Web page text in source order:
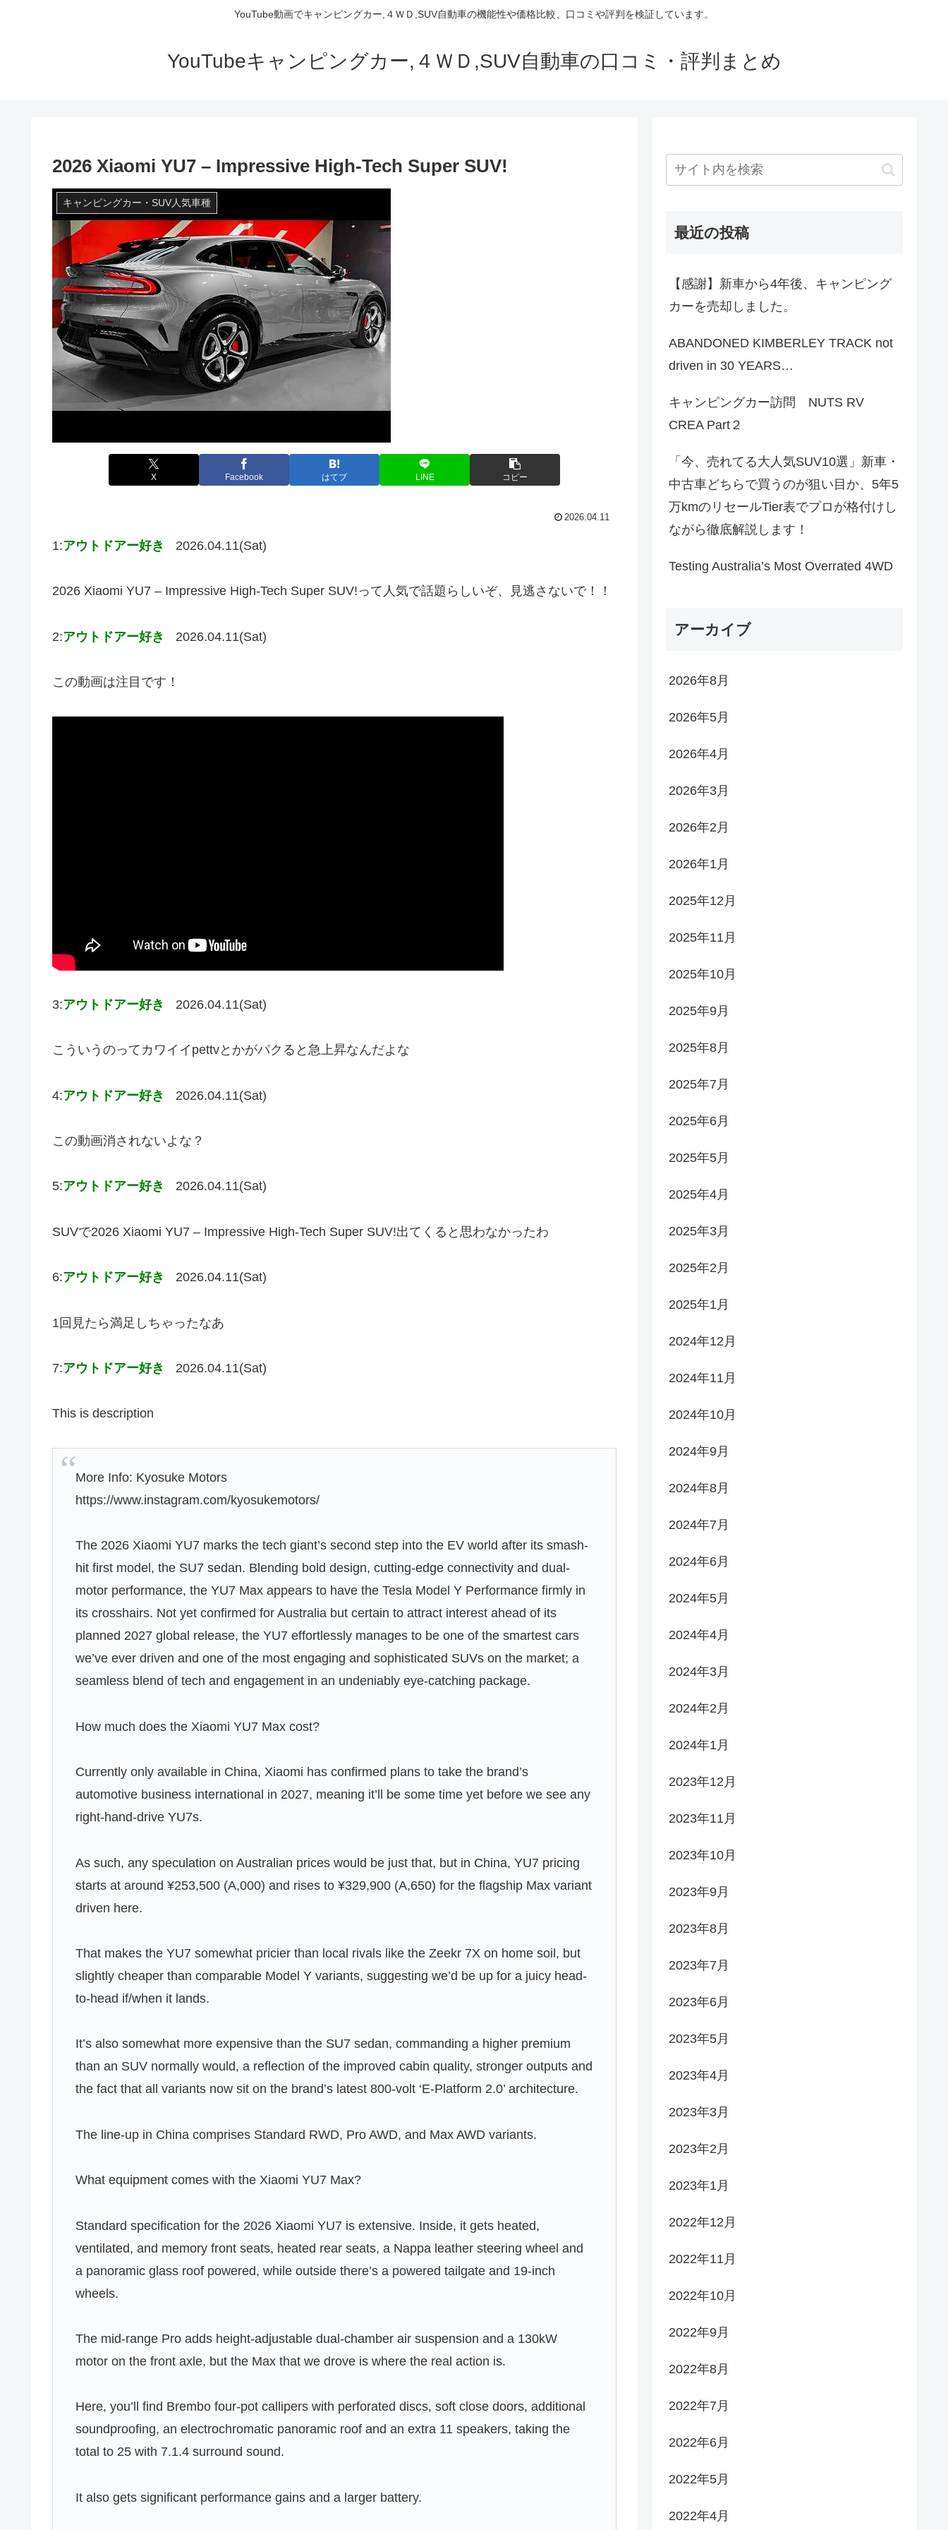
YouTube動画でキャンピングカー,４ＷＤ,SUV自動車の機能性や価格比較、口コミや評判を検証しています。
YouTubeキャンピングカー,４ＷＤ,SUV自動車の口コミ・評判まとめ
2026 Xiaomi YU7 – Impressive High-Tech Super SUV!
キャンピングカー・SUV人気車種
X Facebook はてブ LINE コピー
2026.04.11
1:アウトドアー好き 2026.04.11(Sat)
2026 Xiaomi YU7 – Impressive High-Tech Super SUV!って人気で話題らしいぞ、見逃さないで！！
2:アウトドアー好き 2026.04.11(Sat)
この動画は注目です！
3:アウトドアー好き 2026.04.11(Sat)
こういうのってカワイイpettvとかがパクると急上昇なんだよな
4:アウトドアー好き 2026.04.11(Sat)
この動画消されないよな？
5:アウトドアー好き 2026.04.11(Sat)
SUVで2026 Xiaomi YU7 – Impressive High-Tech Super SUV!出てくると思わなかったわ
6:アウトドアー好き 2026.04.11(Sat)
1回見たら満足しちゃったなあ
7:アウトドアー好き 2026.04.11(Sat)
This is description
More Info: Kyosuke Motors
https://www.instagram.com/kyosukemotors/
The 2026 Xiaomi YU7 marks the tech giant’s second step into the EV world after its smash-
hit first model, the SU7 sedan. Blending bold design, cutting-edge connectivity and dual-
motor performance, the YU7 Max appears to have the Tesla Model Y Performance firmly in
its crosshairs. Not yet confirmed for Australia but certain to attract interest ahead of its
planned 2027 global release, the YU7 effortlessly manages to be one of the smartest cars
we’ve ever driven and one of the most engaging and sophisticated SUVs on the market; a
seamless blend of tech and engagement in an undeniably eye-catching package.
How much does the Xiaomi YU7 Max cost?
Currently only available in China, Xiaomi has confirmed plans to take the brand’s
automotive business international in 2027, meaning it’ll be some time yet before we see any
right-hand-drive YU7s.
As such, any speculation on Australian prices would be just that, but in China, YU7 pricing
starts at around ¥253,500 (A,000) and rises to ¥329,900 (A,650) for the flagship Max variant
driven here.
That makes the YU7 somewhat pricier than local rivals like the Zeekr 7X on home soil, but
slightly cheaper than comparable Model Y variants, suggesting we’d be up for a juicy head-
to-head if/when it lands.
It’s also somewhat more expensive than the SU7 sedan, commanding a higher premium
than an SUV normally would, a reflection of the improved cabin quality, stronger outputs and
the fact that all variants now sit on the brand’s latest 800-volt ‘E-Platform 2.0’ architecture.
The line-up in China comprises Standard RWD, Pro AWD, and Max AWD variants.
What equipment comes with the Xiaomi YU7 Max?
Standard specification for the 2026 Xiaomi YU7 is extensive. Inside, it gets heated,
ventilated, and memory front seats, heated rear seats, a Nappa leather steering wheel and
a panoramic glass roof powered, while outside there’s a powered tailgate and 19-inch
wheels.
The mid-range Pro adds height-adjustable dual-chamber air suspension and a 130kW
motor on the front axle, but the Max that we drove is where the real action is.
Here, you’ll find Brembo four-pot callipers with perforated discs, soft close doors, additional
soundproofing, an electrochromatic panoramic roof and an extra 11 speakers, taking the
total to 25 with 7.1.4 surround sound.
It also gets significant performance gains and a larger battery.
最近の投稿
【感謝】新車から4年後、キャンピング
カーを売却しました。
ABANDONED KIMBERLEY TRACK not
driven in 30 YEARS…
キャンピングカー訪問 NUTS RV
CREA Part２
「今、売れてる大人気SUV10選」新車・
中古車どちらで買うのが狙い目か、5年5
万kmのリセールTier表でプロが格付けし
ながら徹底解説します！
Testing Australia’s Most Overrated 4WD
アーカイブ
2026年8月
2026年5月
2026年4月
2026年3月
2026年2月
2026年1月
2025年12月
2025年11月
2025年10月
2025年9月
2025年8月
2025年7月
2025年6月
2025年5月
2025年4月
2025年3月
2025年2月
2025年1月
2024年12月
2024年11月
2024年10月
2024年9月
2024年8月
2024年7月
2024年6月
2024年5月
2024年4月
2024年3月
2024年2月
2024年1月
2023年12月
2023年11月
2023年10月
2023年9月
2023年8月
2023年7月
2023年6月
2023年5月
2023年4月
2023年3月
2023年2月
2023年1月
2022年12月
2022年11月
2022年10月
2022年9月
2022年8月
2022年7月
2022年6月
2022年5月
2022年4月